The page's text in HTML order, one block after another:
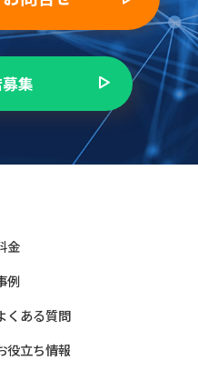
集
金
例
くある質問
役立ち情報